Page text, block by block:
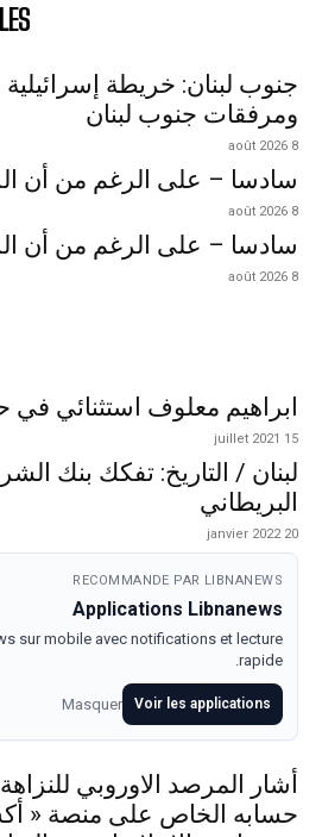
جنوب لبنان: خريطة
ومرفقات جنوب لبنان
8 août 2026
سادسا – على الرغم من أن
8 août 2026
سادسا – على الرغم من أن
8 août 2026
ابراهيم معلوف استثنائي
15 juillet 2021
لبنان / التاريخ: تفكك بنك
البريطاني
20 janvier 2022
RECOMMANDE PAR LIBNANEWS
Applications Libnanews
sur mobile avec notifications et lecture
rapide.
Voir les applications
Masquer
أشار المرصد الاوروبي
حسابه الخاص على منصة «